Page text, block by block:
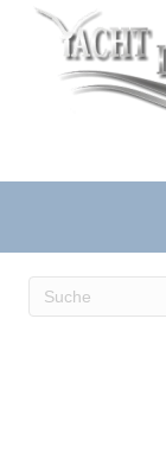
Wenn die